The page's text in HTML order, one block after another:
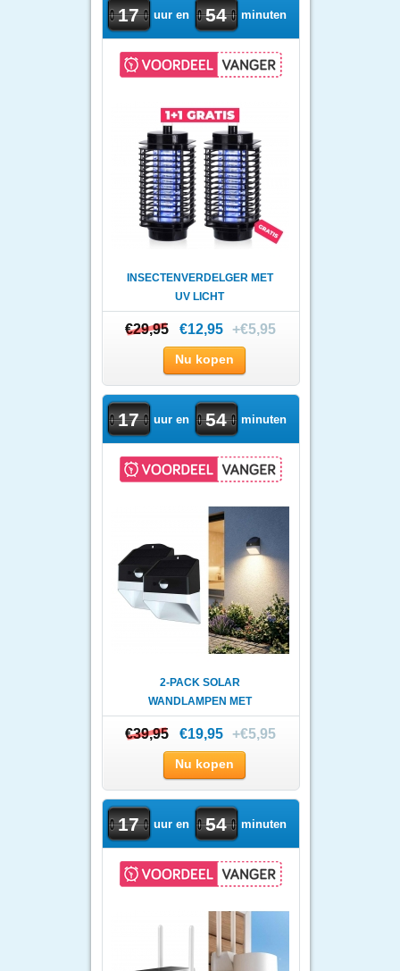
17 uur en 54 minuten
INSECTENVERDELGER MET
UV LICHT
€29,95
€29,95 €12,95 +€5,95
Nu kopen
17 uur en 54 minuten
2-PACK SOLAR
WANDLAMPEN MET
BEWEGINGSSENSOR - KRAC..
€39,95
€39,95 €19,95 +€5,95
Nu kopen
17 uur en 54 minuten